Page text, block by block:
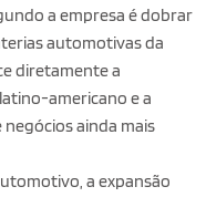
a empresa é dobrar
automotivas da
diretamente a
americano e a
ainda mais
a expansão